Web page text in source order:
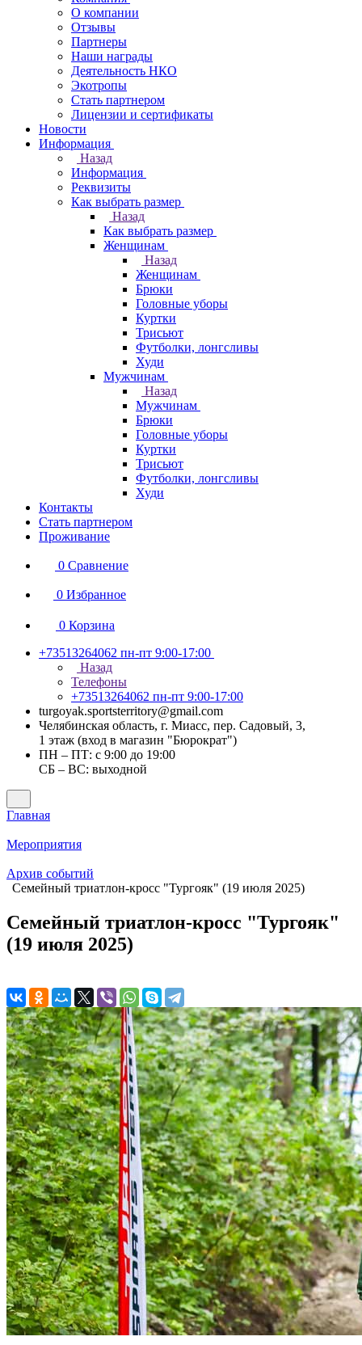
О компании
Отзывы
Партнеры
Наши награды
Деятельность НКО
Экотропы
Стать партнером
Лицензии и сертификаты
Новости
Информация
Назад
Информация
Реквизиты
Как выбрать размер
Назад
Как выбрать размер
Женщинам
Назад
Женщинам
Брюки
Головные уборы
Куртки
Трисьют
Футболки, лонгсливы
Худи
Мужчинам
Назад
Мужчинам
Брюки
Головные уборы
Куртки
Трисьют
Футболки, лонгсливы
Худи
Контакты
Стать партнером
Проживание
0 Сравнение
0 Избранное
0 Корзина
+73513264062 пн-пт 9:00-17:00
Назад
Телефоны
+73513264062 пн-пт 9:00-17:00
turgoyak.sportsterritory@gmail.com
Челябинская область, г. Миасс, пер. Садовый, 3,
1 этаж (вход в магазин "Бюрократ")
ПН – ПТ: с 9:00 до 19:00
СБ – ВС: выходной
Главная
Мероприятия
Архив событий
Семейный триатлон-кросс "Тургояк" (19 июля 2025)
Семейный триатлон-кросс "Тургояк"
(19 июля 2025)